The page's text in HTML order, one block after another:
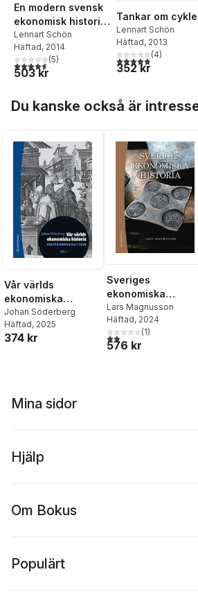
En modern svensk
ekonomisk historia
: tillväxt och
omvandling under
två sekel
Lennart Schön
Häftad, 2014
4,6utav 5 stjärnor. Totalt antal röster:
(5)
503 kr
Tankar om
Lennart Schön
Häftad, 2013
4,8utav 5 stjärnor.
(4)
352 kr
Du kanske också är
Vår världs
ekonomiska
historia. D. 1, Den
förindustriella
tiden
Johan Söderberg
Häftad, 2025
374 kr
Sveriges
ekonomiska
historia
Lars Magnusson
Häftad, 2024
2,0utav 5 stjärnor.
(1)
576 kr
Mina sidor
Hjälp
Om Bokus
Populärt